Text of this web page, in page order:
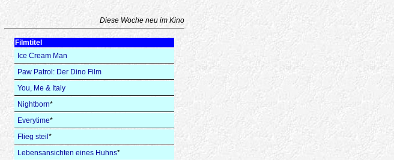
Diese Woche neu im Kino
Filmtitel
Ice Cream Man
Paw Patrol: Der Dino Film
You, Me & Italy
Nightborn*
Everytime*
Flieg steil *
Lebensansichten eines Huhns*